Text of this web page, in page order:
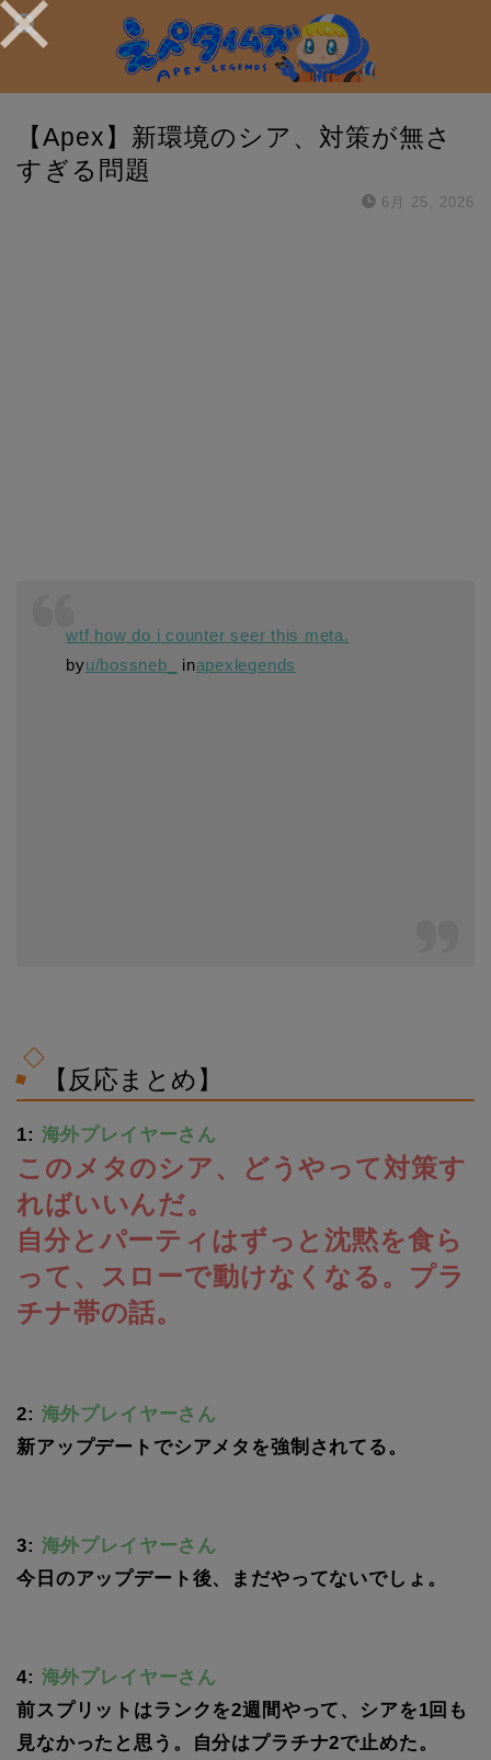
【Apex】新環境のシア、対策が無さ
すぎる問題
6月 25, 2026
wtf how do i counter seer this meta.
byu/bossneb_ inapexlegends
【反応まとめ】
1: 海外プレイヤーさん
このメタのシア、どうやって対策す
ればいいんだ。
自分とパーティはずっと沈黙を食ら
って、スローで動けなくなる。プラ
チナ帯の話。
2: 海外プレイヤーさん
新アップデートでシアメタを強制されてる。
3: 海外プレイヤーさん
今日のアップデート後、まだやってないでしょ。
4: 海外プレイヤーさん
前スプリットはランクを2週間やって、シアを1回も
見なかったと思う。自分はプラチナ2で止めた。